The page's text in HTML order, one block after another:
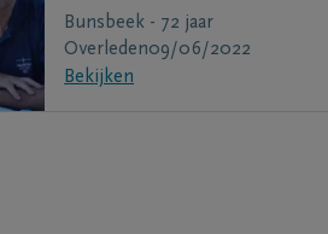
Bunsbeek - 72 jaar
Overleden09/06/2022
Bekijken